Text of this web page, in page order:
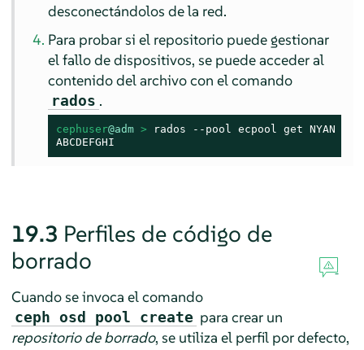
desconectándolos de la red.
Para probar si el repositorio puede gestionar
el fallo de dispositivos, se puede acceder al
contenido del archivo con el comando
rados .
cephuser@adm >
rados --pool ecpool get NYAN -
ABCDEFGHI
19.3 Perfiles de código de
borrado
Cuando se invoca el comando
ceph osd pool create para crear un
repositorio de borrado, se utiliza el perfil por defecto,